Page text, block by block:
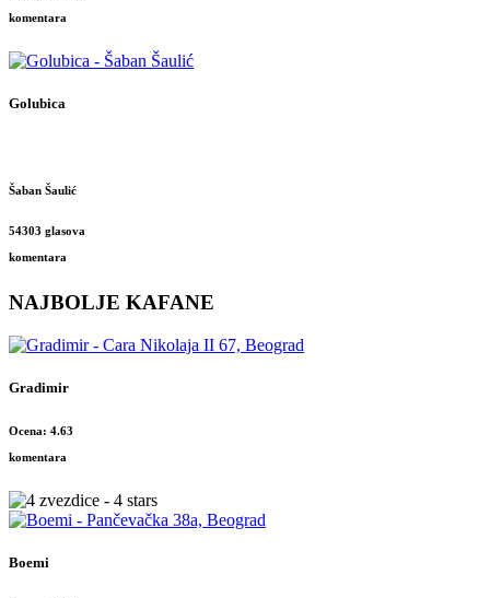
komentara
Golubica
Šaban Šaulić
54303 glasova
komentara
NAJBOLJE KAFANE
Gradimir
Ocena: 4.63
komentara
Boemi